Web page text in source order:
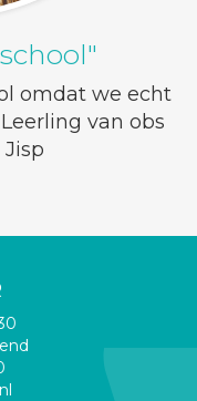
omdat we echt
van obs